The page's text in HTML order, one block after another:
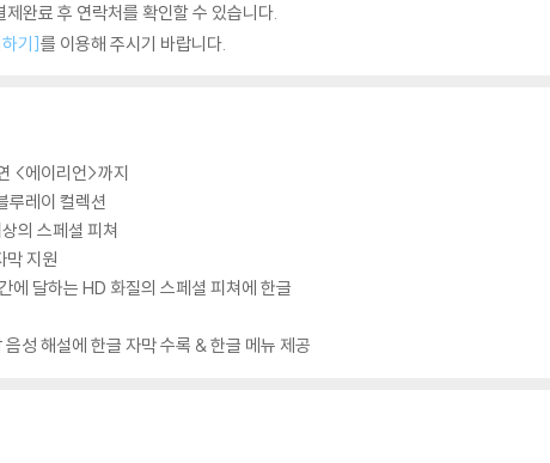
완료 후 연락처를 확인할 수 있습니다.
기]를 이용해 주시기 바랍니다.
<에이리언>까지
루레이 컬렉션
의 스페셜 피쳐
막 지원
달하는 HD 화질의 스페셜 피쳐에 한글
성 해설에 한글 자막 수록 & 한글 메뉴 제공